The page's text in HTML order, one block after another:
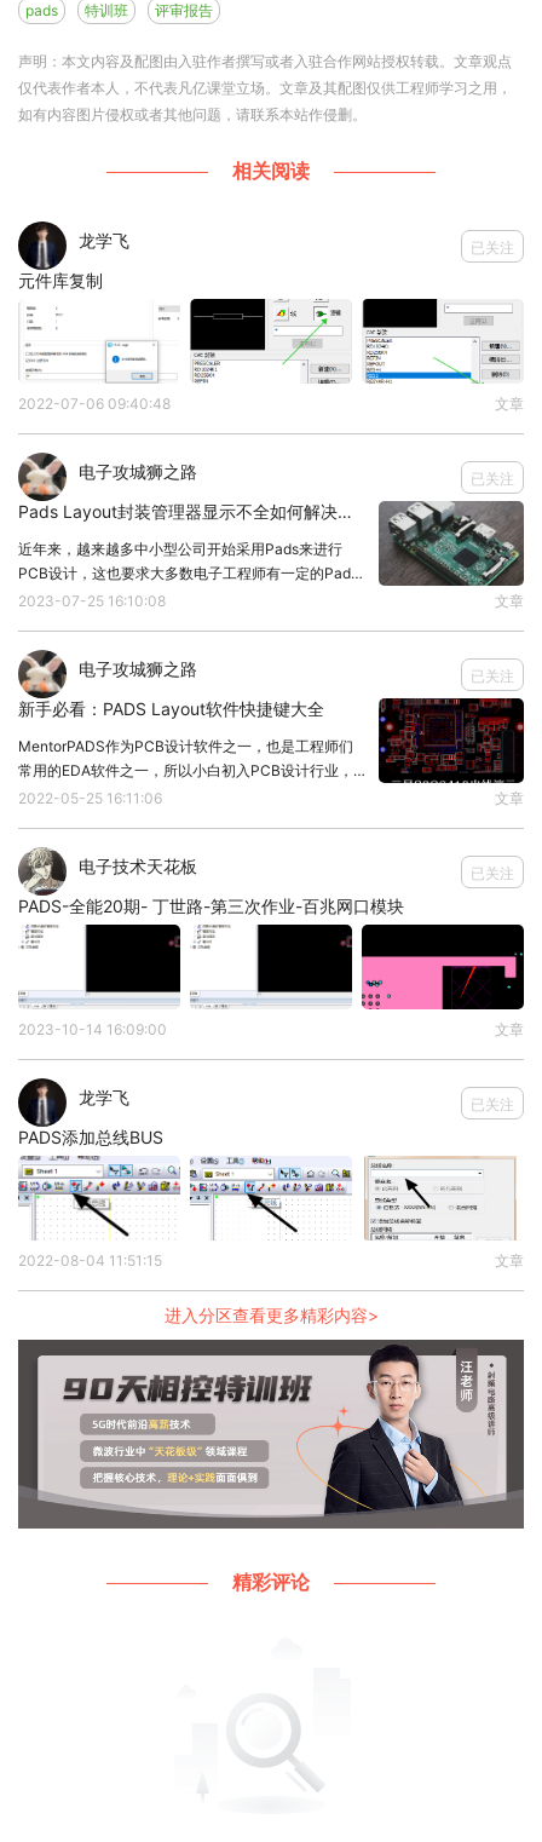
4.后期自己在底层铺一块整版地铜进行连接地网络
其他没什么问题
以上评审报告来源于凡亿教育90天高速PCB特训班作
业评审
如需了解 PCB特训班课程可以访问链接或扫码联系助
教：
https://item.taobao.com/item.htm?spm=a1z10.1-c-
s.w21136784-
21870440400.21.5c7b5284NnAAq6&id=601258730169
pads 特训班 评审报告
声明：本文内容及配图由入驻作者撰写或者入驻合作网站授权转载。文章观点
仅代表作者本人，不代表凡亿课堂立场。文章及其配图仅供工程师学习之用，
如有内容图片侵权或者其他问题，请联系本站作侵删。
相关阅读
龙学飞 已关注
元件库复制
2022-07-06 09:40:48 文章
电子攻城狮之路 已关注
Pads Layout封装管理器显示不全如何解决？ 已读
近年来，越来越多中小型公司开始采用Pads来进行
PCB设计，这也要求大多数电子工程师有一定的Pads
设计能力，在学习Pads Layout软件时可能遇见各色各
解决？1、调整显示选项首先，工程师
2023-07-25 16:10:08 文章
电子攻城狮之路 已关注
新手必看：PADS Layout软件快捷键大全
MentorPADS作为PCB设计软件之一，也是工程师们
常用的EDA软件之一，所以小白初入PCB设计行业，
了解PADS软件的使用方法是很有必要的，今天将分享
软件，其中包括PADS Log
2022-05-25 16:11:06 文章
电子技术天花板 已关注
PADS-全能20期- 丁世路-第三次作业-百兆网口模块
2023-10-14 16:09:00 文章
龙学飞 已关注
PADS添加总线BUS
2022-08-04 11:51:15 文章
进入分区查看更多精彩内容>
精彩评论